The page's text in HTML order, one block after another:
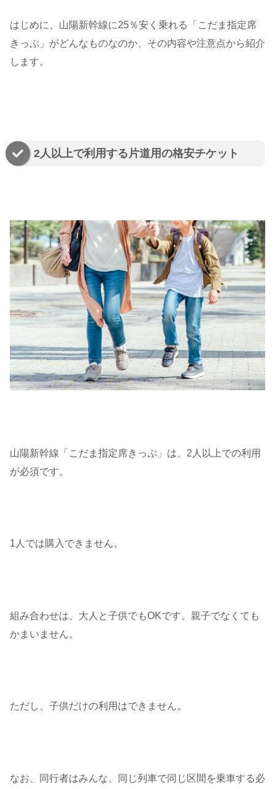
はじめに、山陽新幹線に25％安く乗れる「こだま指定席
きっぷ」がどんなものなのか、その内容や注意点から紹介
します。
2人以上で利用する片道用の格安チケット
山陽新幹線「こだま指定席きっぷ」は、2人以上での利用
が必須です。
1人では購入できません。
組み合わせは、大人と子供でもOKです。親子でなくても
かまいません。
ただし、子供だけの利用はできません。
なお、同行者はみんな、同じ列車で同じ区間を乗車する必